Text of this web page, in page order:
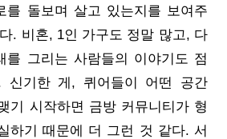
를 돌보며 살고 있는지를 보여주
. 비혼, 1인 가구도 정말 많고, 다
를 그리는 사람들의 이야기도 점
신기한 게, 퀴어들이 어떤 공간
기 시작하면 금방 커뮤니티가 형
하기 때문에 더 그런 것 같다. 서